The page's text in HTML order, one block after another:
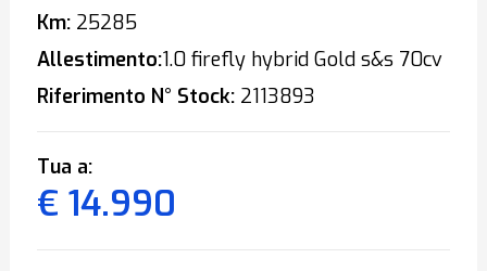
Km:25285
Allestimento:1.0 firefly hybrid Gold s&s 70cv
Riferimento N° Stock:2113893
Tua a:
€ 14.990